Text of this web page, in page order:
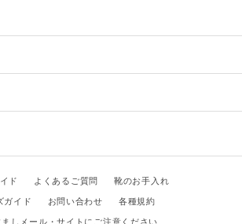
ド よくあるご質問
靴のお手入れ
ガイド
お問い合わせ
各種規約
しメール・サイトにご注意ください